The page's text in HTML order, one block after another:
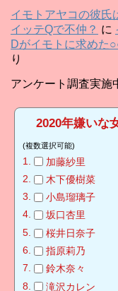
ブ
イモトアヤコの彼氏
イッテQで不仲？ に
Dがイモトに求めた
り
アンケート調査実施
2020年嫌いな
(複数選択可能)
加藤紗里
木下優樹菜
小島瑠璃子
坂口杏里
桜井日奈子
指原莉乃
鈴木奈々
滝沢カレン